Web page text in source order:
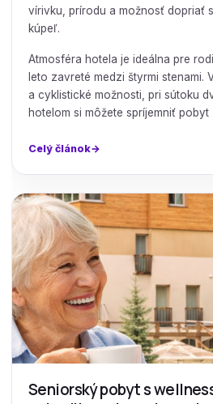
vírivku, prírodu a možnosť dopriať
kúpeľ.
Atmosféra hotela je ideálna pre
leto zavreté medzi štyrmi stenami.
a cyklistické možnosti, pri sútoku
hotelom si môžete spríjemniť pobyt
Celý článok
Seniorský pobyt s